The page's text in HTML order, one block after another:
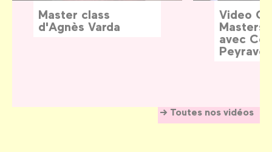
Toutes nos vidéos
Master class
d'Agnès Varda
Video
avec